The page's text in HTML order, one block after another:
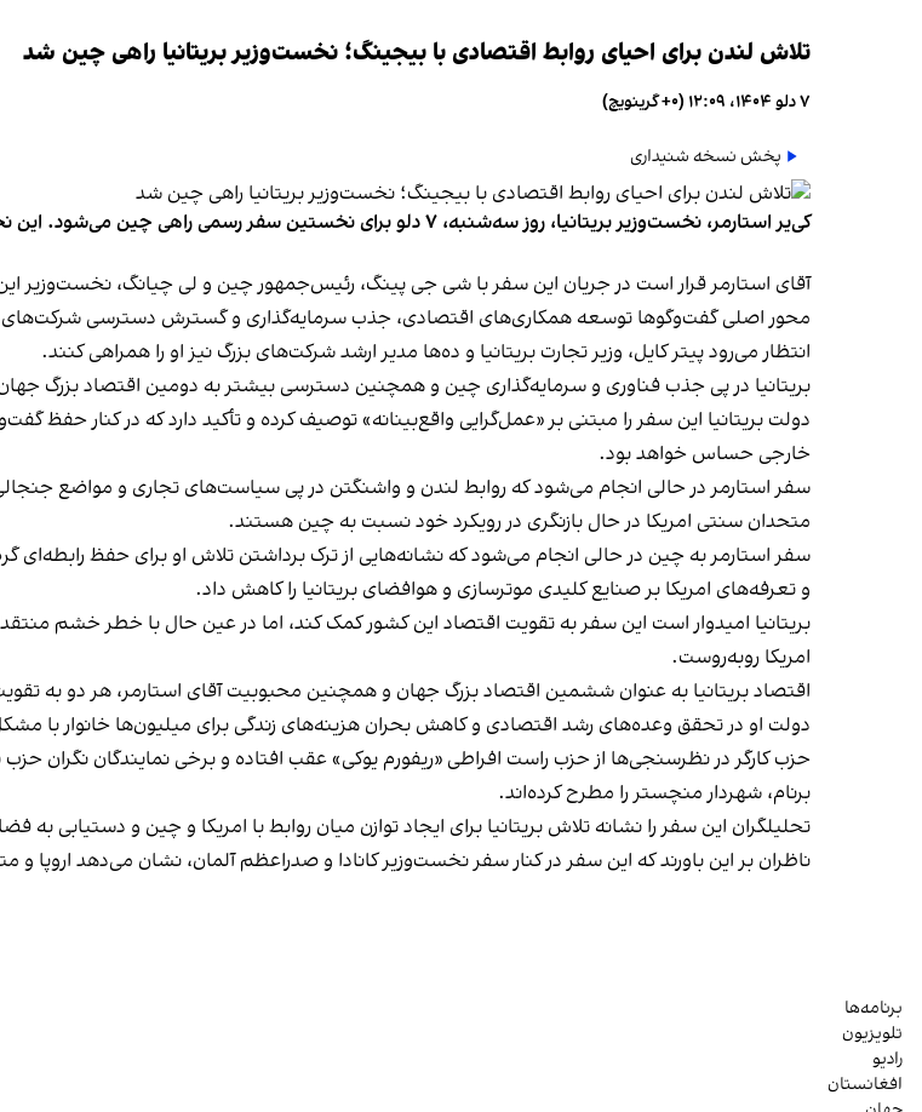
تلاش لندن برای احیای روابط اقتصادی با بیجینگ؛ نخست‌وزیر بریتانیا راهی چین شد
۷ دلو ۱۴۰۴، ۱۲:۰۹ (‎+۰ گرینویچ)
پخش نسخه شنیداری
کی‌یر استارمر، نخست‌وزیر بریتانیا، روز سه‌شنبه، ۷ دلو برای نخستین سفر رسمی راهی چین می‌شود. این نخستین سفر یک رهبر بریتانیا از سال ۲۰۱۸ به چین به شمار می‌رود.
آقای استارمر قرار است در جریان این سفر با شی جی پینگ، رئیس‌جمهور چین و لی چیانگ، نخست‌وزیر
محور اصلی گفت‌وگوها توسعه همکاری‌های اقتصادی، جذب سرمایه‌گذاری و گسترش دسترسی شرکت‌های
انتظار می‌رود پیتر کایل، وزیر تجارت بریتانیا و ده‌ها مدیر ارشد شرکت‌های بزرگ نیز او را همراهی کنند.
بریتانیا در پی جذب فناوری و سرمایه‌گذاری چین و همچنین دسترسی بیشتر به دومین اقتصاد بزرگ
دولت بریتانیا این سفر را مبتنی بر «عمل‌گرایی واقع‌بینانه» توصیف کرده و تأکید دارد که در کنار
خارجی حساس خواهد بود.
سفر استارمر در حالی انجام می‌شود که روابط لندن و واشنگتن در پی سیاست‌های تجاری و مواضع
متحدان سنتی امریکا در حال بازنگری در رویکرد خود نسبت به چین هستند.
سفر استارمر به چین در حالی انجام می‌شود که نشانه‌هایی از ترک برداشتن تلاش او برای حفظ رابطه‌ای
و تعرفه‌های امریکا بر صنایع کلیدی موترسازی و هوافضای بریتانیا را کاهش داد.
بریتانیا امیدوار است این سفر به تقویت اقتصاد این کشور کمک کند، اما در عین حال با خطر خشم
امریکا روبه‌روست.
اقتصاد بریتانیا به عنوان ششمین اقتصاد بزرگ جهان و همچنین محبوبیت آقای استارمر، هر دو به تقویت
دولت او در تحقق وعده‌های رشد اقتصادی و کاهش بحران هزینه‌های زندگی برای میلیون‌ها خانوار با
حزب کارگر در نظرسنجی‌ها از حزب راست افراطی «ریفورم یوکی» عقب افتاده و برخی نمایندگان نگران حزب
برنام، شهردار منچستر را مطرح کرده‌اند.
تحلیلگران این سفر را نشانه تلاش بریتانیا برای ایجاد توازن میان روابط با امریکا و چین و دستیابی
ناظران بر این باورند که این سفر در کنار سفر نخست‌وزیر کانادا و صدراعظم آلمان، نشان می‌دهد اروپا و
برنامه‌ها
تلویزیون
رادیو
افغانستان